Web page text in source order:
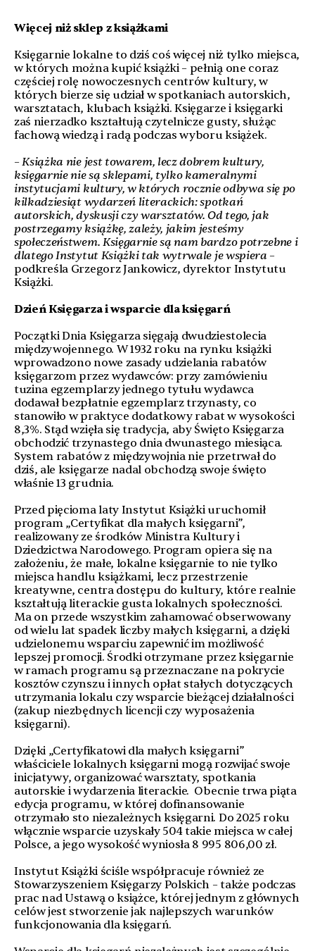
Więcej niż sklep z książkami
Księgarnie lokalne to dziś coś więcej niż tylko miejsca,
w których można kupić książki – pełnią one coraz
częściej rolę nowoczesnych centrów kultury, w
których bierze się udział w spotkaniach autorskich,
warsztatach, klubach książki. Księgarze i księgarki
zaś nierzadko kształtują czytelnicze gusty, służąc
fachową wiedzą i radą podczas wyboru książek.
–Książka nie jest towarem, lecz dobrem kultury,
księgarnie nie są sklepami, tylko kameralnymi
instytucjami kultury, w których rocznie odbywa się po
kilkadziesiąt wydarzeń literackich: spotkań
autorskich, dyskusji czy warsztatów. Od tego, jak
postrzegamy książkę, zależy, jakim jesteśmy
społeczeństwem. Księgarnie są nam bardzo potrzebne i
dlatego Instytut Książki tak wytrwale je wspiera–
podkreśla Grzegorz Jankowicz, dyrektor Instytutu
Książki.
Dzień Księgarza i wsparcie dla księgarń
Początki Dnia Księgarza sięgają dwudziestolecia
międzywojennego. W 1932 roku na rynku książki
wprowadzono nowe zasady udzielania rabatów
księgarzom przez wydawców: przy zamówieniu
tuzina egzemplarzy jednego tytułu wydawca
dodawał bezpłatnie egzemplarz trzynasty, co
stanowiło w praktyce dodatkowy rabat w wysokości
8,3%. Stąd wzięła się tradycja, aby Święto Księgarza
obchodzić trzynastego dnia dwunastego miesiąca.
System rabatów z międzywojnia nie przetrwał do
dziś, ale księgarze nadal obchodzą swoje święto
właśnie 13 grudnia.
Przed pięcioma laty Instytut Książki uruchomił
program „Certyfikat dla małych księgarni”,
realizowany ze środków Ministra Kultury i
Dziedzictwa Narodowego. Program opiera się na
założeniu, że małe, lokalne księgarnie to nie tylko
miejsca handlu książkami, lecz przestrzenie
kreatywne, centra dostępu do kultury, które realnie
kształtują literackie gusta lokalnych społeczności.
Ma on przede wszystkim zahamować obserwowany
od wielu lat spadek liczby małych księgarni, a dzięki
udzielonemu wsparciu zapewnić im możliwość
lepszej promocji. Środki otrzymane przez księgarnie
w ramach programu są przeznaczane na pokrycie
kosztów czynszu i innych opłat stałych dotyczących
utrzymania lokalu czy wsparcie bieżącej działalności
(zakup niezbędnych licencji czy wyposażenia
księgarni).
Dzięki „Certyfikatowi dla małych księgarni”
właściciele lokalnych księgarni mogą rozwijać swoje
inicjatywy, organizować warsztaty, spotkania
autorskie i wydarzenia literackie. Obecnie trwa piąta
edycja programu, w której dofinansowanie
otrzymało sto niezależnych księgarni. Do 2025 roku
włącznie wsparcie uzyskały 504 takie miejsca w całej
Polsce, a jego wysokość wyniosła 8 995 806,00 zł.
Instytut Książki ściśle współpracuje również ze
Stowarzyszeniem Księgarzy Polskich – także podczas
prac nad Ustawą o książce, której jednym z głównych
celów jest stworzenie jak najlepszych warunków
funkcjonowania dla księgarń.